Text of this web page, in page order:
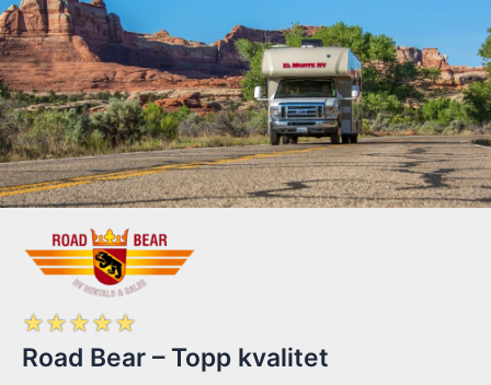
☆☆☆☆☆
Road Bear – Topp kvalitet